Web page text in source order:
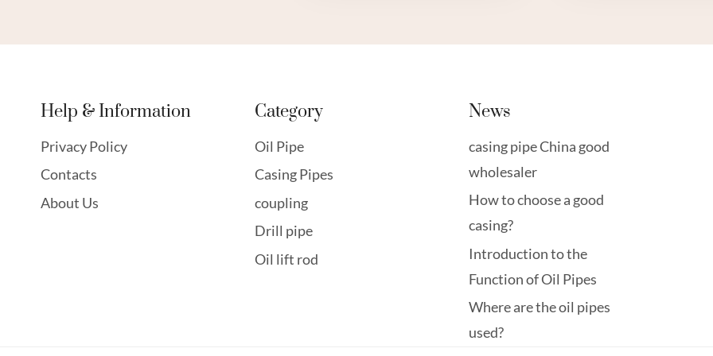
Help & Information
Privacy Policy
Contacts
About Us
Category
Oil Pipe
Casing Pipes
coupling
Drill pipe
Oil lift rod
News
casing pipe China good
wholesaler
How to choose a good
casing?
Introduction to the
Function of Oil Pipes
Where are the oil pipes
used?